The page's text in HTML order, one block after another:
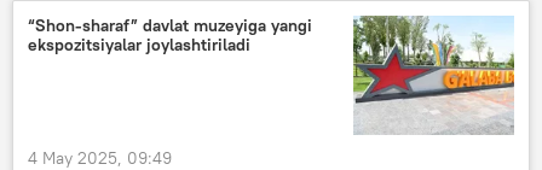
“Shon-sharaf” davlat muzeyiga yangi
ekspozitsiyalar joylashtiriladi
4 May 2025, 09:49